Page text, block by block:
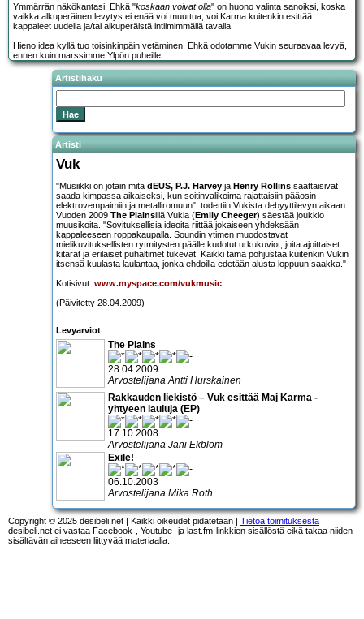
Ymmärrän näkökantasi. Ehkä "koskaan voivat olla" on huono valinta sanoiksi, koska
vaikka alkuperäinen levytys ei enää voi muuttua, voi Karma kuitenkin esittää
kappaleet uudella ja/tai alkuperäistä intiimimmällä tavalla.
Hieno idea kyllä tuo toisinkinpäin vetäminen. Ehkä odotamme Vukin seuraavaa levyä,
ennen kuin marssimme Ylpön puheille.
Artistihaku
Artisti
Vuk
"Musiikki on jotain mitä dEUS, P.J. Harvey ja Henry Rollins saattaisivat
saada kimpassa aikaiseksi, kun soitinvalikoima rajattaisiin pääosin
elektrovempaimiin ja metalliromuun", todettiin Vukista debyyttilevyn aikaan.
Vuoden 2009 The Plainsillä Vukia (Emily Cheeger) säestää joukkio
muusikoita. "Sovituksellisia ideoita riittää jokaiseen yhdeksään
kappaleeseen roppakaupalla. Soundin ytimen muodostavat
mielikuvituksellisten rytmitysten päälle kudotut urkukuviot, joita ajoittaiset
kitarat ja erilaiset puhaltimet tukevat. Kaikki tämä pohjustaa kuitenkin Vukin
itsensä kuulasta laulantaa, jonka ehdoilla edetään alusta loppuun saakka."
Kotisivut: www.myspace.com/vukmusic
(Päivitetty 28.04.2009)
Levyarviot
The Plains
28.04.2009
Arvostelijana Antti Hurskainen
Rakkauden liekistö – Vuk esittää Maj Karma -
yhtyeen lauluja (EP)
17.10.2008
Arvostelijana Jani Ekblom
Exile!
06.10.2003
Arvostelijana Mika Roth
Copyright © 2025 desibeli.net | Kaikki oikeudet pidätetään | Tietoa toimituksesta
desibeli.net ei vastaa Facebook-, Youtube- ja last.fm-linkkien sisällöstä eikä takaa niiden
sisältävän aiheeseen liittyvää materiaalia.